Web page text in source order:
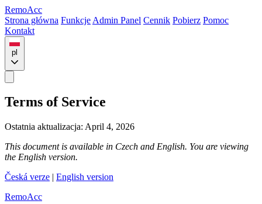
RemoAcc
Strona główna Funkcje Admin Panel Cennik Pobierz Pomoc
Kontakt
pl
Terms of Service
Ostatnia aktualizacja: April 4, 2026
This document is available in Czech and English. You are viewing
the English version.
Česká verze | English version
RemoAcc